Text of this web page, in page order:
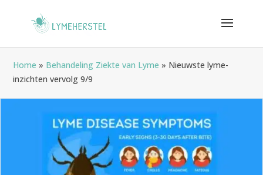
Home » Behandeling Ziekte van Lyme » Nieuwste lyme-
inzichten vervolg 9/9